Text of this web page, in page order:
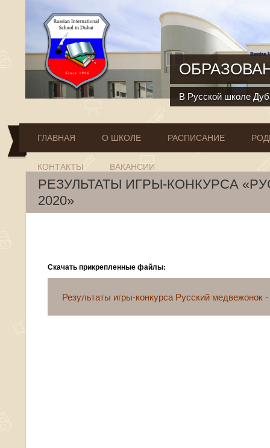
В Русской школе
ГЛАВНАЯ О ШКОЛЕ РАСПИСАНИЕ
КОНТАКТЫ ВАКАНСИИ
РЕЗУЛЬТАТЫ ИГРЫ-КОНКУРСА
2020»
Скачать прикрепленные файлы:
Результаты игры-конкурса Русский медвежонок